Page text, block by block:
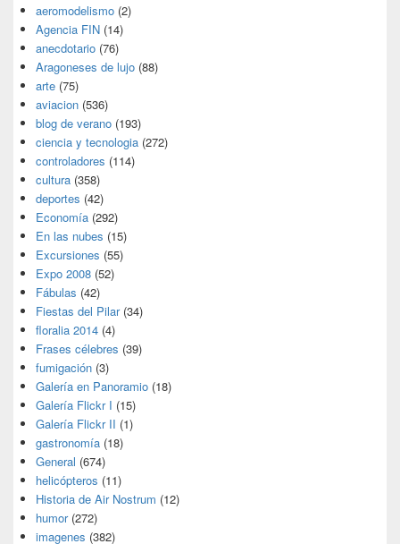
aeromodelismo (2)
Agencia FIN (14)
anecdotario (76)
Aragoneses de lujo (88)
arte (75)
aviacion (536)
blog de verano (193)
ciencia y tecnologia (272)
controladores (114)
cultura (358)
deportes (42)
Economía (292)
En las nubes (15)
Excursiones (55)
Expo 2008 (52)
Fábulas (42)
Fiestas del Pilar(34)
floralia 2014 (4)
Frases célebres (39)
fumigación (3)
Galería en Panoramio (18)
Galería Flickr I (15)
Galería Flickr II (1)
gastronomía (18)
General (674)
helicópteros (11)
Historia de Air Nostrum (12)
humor(272)
imagenes (382)